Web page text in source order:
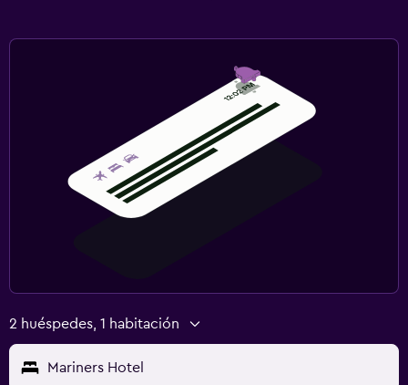
2 huéspedes, 1 habitación
Mariners Hotel